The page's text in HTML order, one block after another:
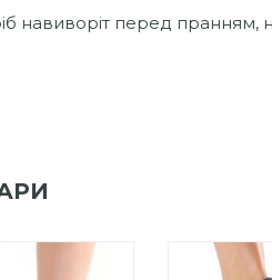
навиворіт перед пранням,